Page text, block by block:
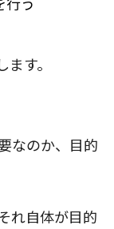
す。
なのか、目的
れ自体が目的